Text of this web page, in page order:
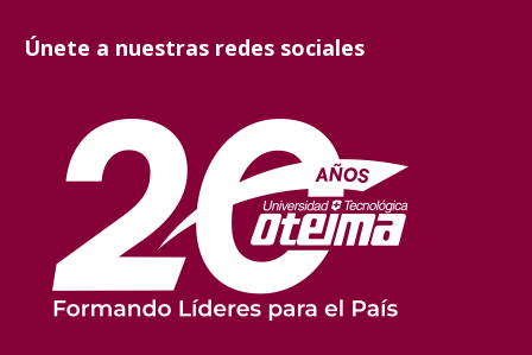
Únete a nuestras redes sociales